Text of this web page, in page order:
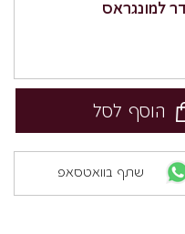
למונגראס
הוסף לסל
שתף בוואטסאפ